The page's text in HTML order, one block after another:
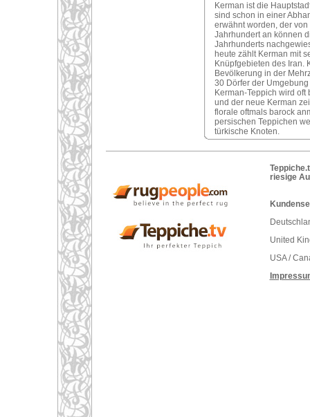
Kerman ist die
sind schon in einer
erwähnt worden, der
Jahrhundert an können
Jahrhunderts
heute zählt Kerman mit
Knüpfgebieten des Iran.
Bevölkerung in der
30 Dörfer der
Kerman-Teppich wird
und der neue Kerman
florale oftmals barock
persischen Teppichen
türkische Knoten.
riesige
United
USA /